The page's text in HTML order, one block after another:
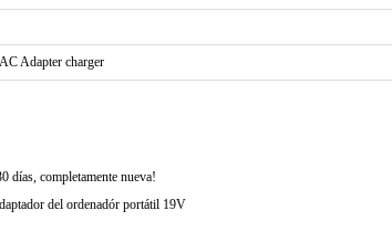
Adapter charger
días, completamente nueva!
del ordenadór portátil 19V